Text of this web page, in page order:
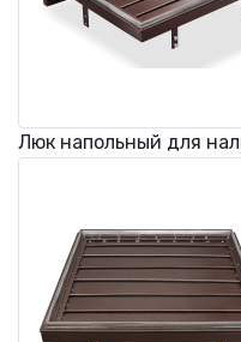
Люк напольный для